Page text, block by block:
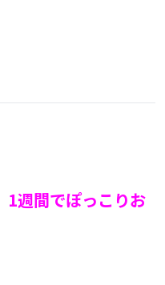
1週間でぽっこりお